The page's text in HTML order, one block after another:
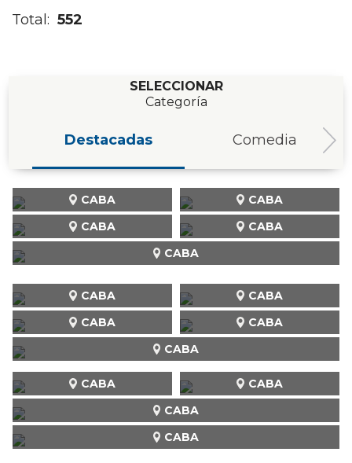
Total: 552
SELECCIONAR
Categoría
Destacadas Comedia
CABA
CABA
CABA
CABA
CABA
CABA CABA
CABA
CABA CABA
CABA
CABA CABA
CABA